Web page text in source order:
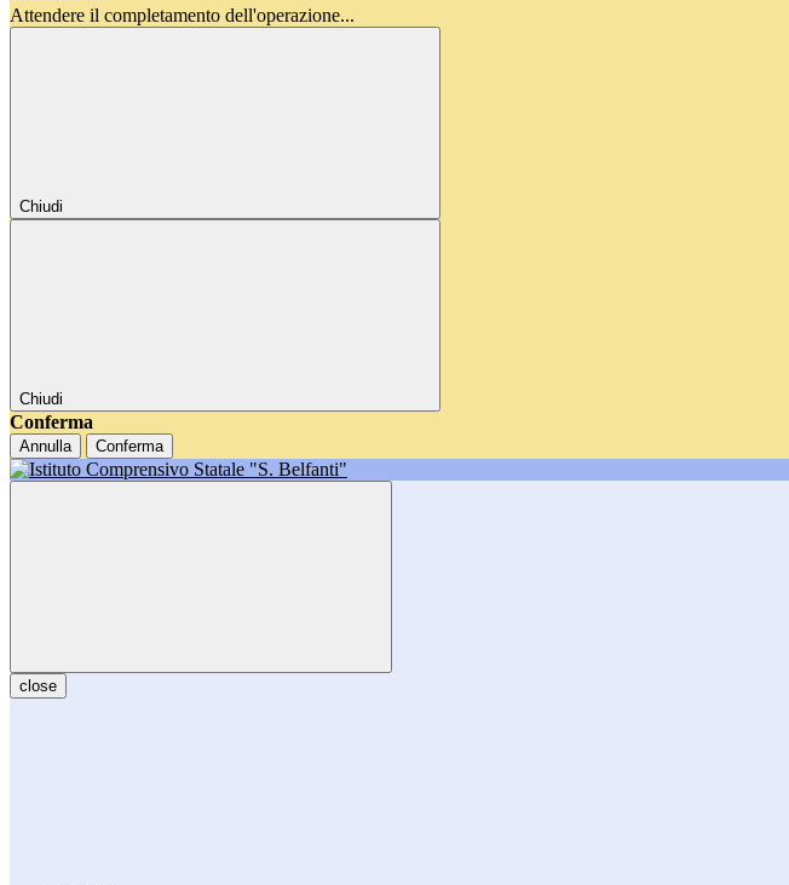
Attendere il completamento dell'operazione...
Chiudi
Chiudi
Conferma
Annulla Conferma
close